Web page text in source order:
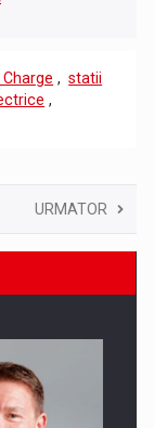
, statii
,
URMATOR